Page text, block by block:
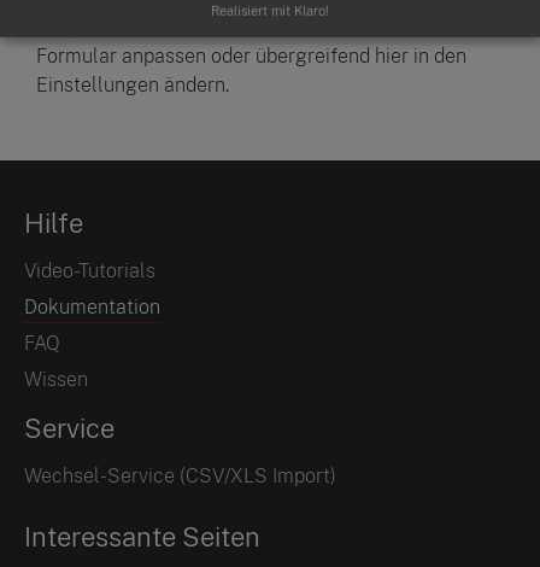
Formular anpassen oder übergreifend hier in den
Einstellungen ändern.
Hilfe
Video-Tutorials
Dokumentation
FAQ
Wissen
Service
Wechsel-Service (CSV/XLS Import)
Interessante Seiten
Realisiert mit Klaro!